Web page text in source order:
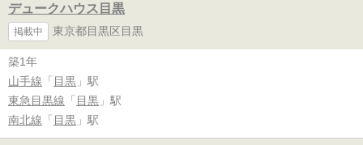
デュークハウス目黒
掲載中 東京都目黒区目黒
築1年
山手線 「 目黒 」駅
東急目黒線 「 目黒 」駅
南北線 「 目黒 」駅